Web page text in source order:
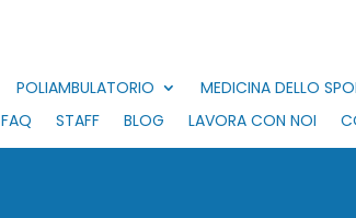
POLIAMBULATORIO MEDICINA DELLO
FAQ STAFF BLOG LAVORA CON NOI